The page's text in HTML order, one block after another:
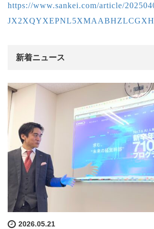
https://www.sankei.com/article/
新着ニュース
2026.05.21